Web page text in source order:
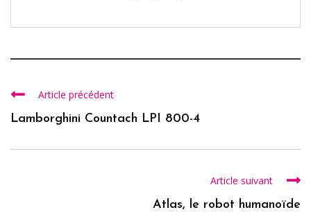
Article précédent
Lamborghini Countach LPI 800-4
Article suivant
Atlas, le robot humanoïde